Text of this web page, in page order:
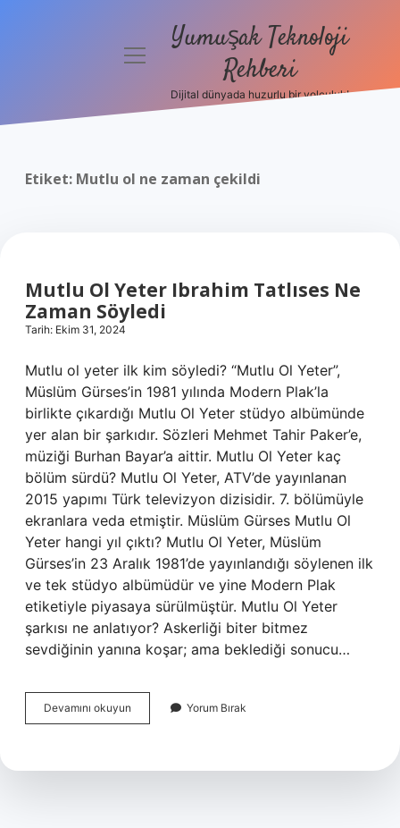
Politikası
menüyüYumuşak Teknoloji
Rehberi
Dijital dünyada huzurlu bir yolculuk!
Etiket: Mutlu ol ne zaman çekildi
Mutlu Ol Yeter Ibrahim Tatlıses Ne
Zaman Söyledi
Tarih: Ekim 31, 2024
Mutlu ol yeter ilk kim söyledi? “Mutlu Ol Yeter”,
Müslüm Gürses’in 1981 yılında Modern Plak’la
birlikte çıkardığı Mutlu Ol Yeter stüdyo albümünde
yer alan bir şarkıdır. Sözleri Mehmet Tahir Paker’e,
müziği Burhan Bayar’a aittir. Mutlu Ol Yeter kaç
bölüm sürdü? Mutlu Ol Yeter, ATV’de yayınlanan
2015 yapımı Türk televizyon dizisidir. 7. bölümüyle
ekranlara veda etmiştir. Müslüm Gürses Mutlu Ol
Yeter hangi yıl çıktı? Mutlu Ol Yeter, Müslüm
Gürses’in 23 Aralık 1981’de yayınlandığı söylenen ilk
ve tek stüdyo albümüdür ve yine Modern Plak
etiketiyle piyasaya sürülmüştür. Mutlu Ol Yeter
şarkısı ne anlatıyor? Askerliği biter bitmez
sevdiğinin yanına koşar; ama beklediği sonucu…
Devamını okuyun
Ol
Tatlıses
Yorum Bırak